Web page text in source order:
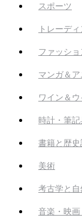
スポーツ
トレーデ
ファッショ
マンガ＆
ワイン＆
時計・筆
書籍と歴史
美術
考古学と自
音楽・映画